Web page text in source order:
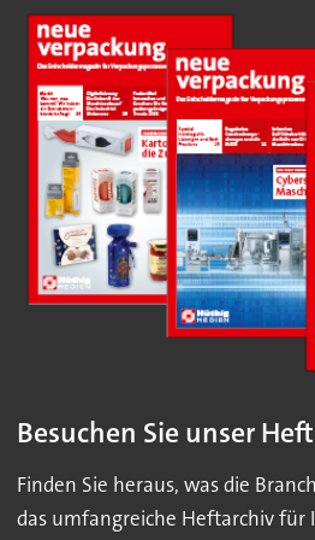
Besuchen Sie unser
Finden Sie heraus, was die
das umfangreiche Heftarchiv für